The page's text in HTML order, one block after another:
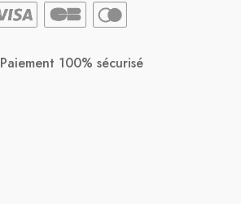
Paiement 100% sécurisé